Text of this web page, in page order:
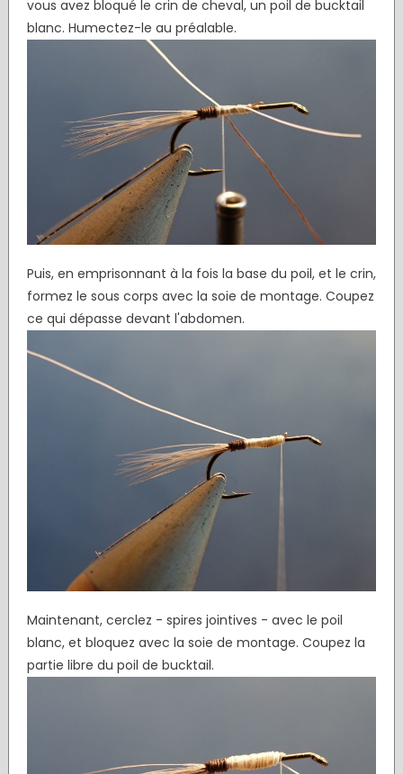
vous avez bloqué le crin de cheval, un poil de bucktail
blanc. Humectez-le au préalable.
Puis, en emprisonnant à la fois la base du poil, et le crin,
formez le sous corps avec la soie de montage. Coupez
ce qui dépasse devant l'abdomen.
Maintenant, cerclez - spires jointives - avec le poil
blanc, et bloquez avec la soie de montage. Coupez la
partie libre du poil de bucktail.